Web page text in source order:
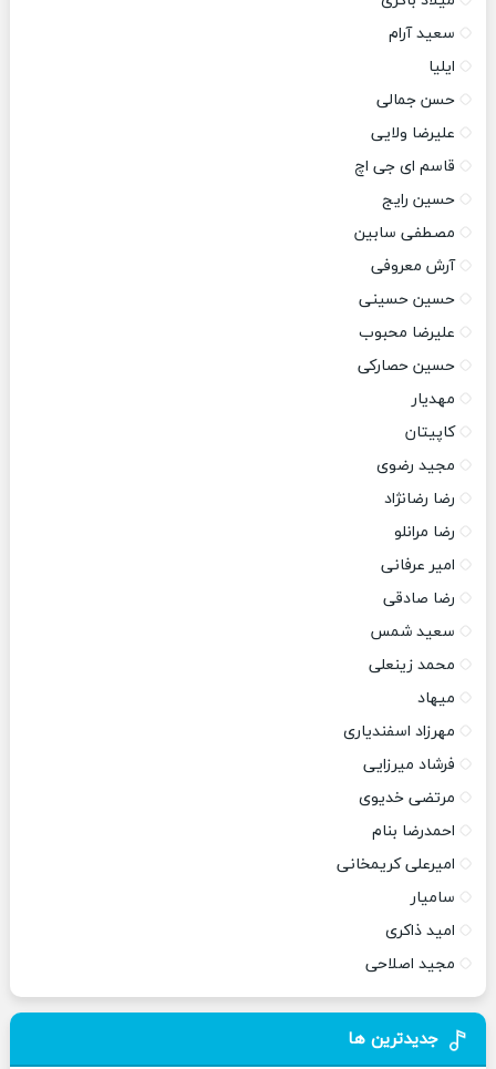
سعید آرام
ایلیا
حسن جمالی
علیرضا ولایی
قاسم ای جی اچ
حسین رایج
مصطفی سابین
آرش معروفی
حسین حسینی
علیرضا محبوب
حسین حصارکی
مهدیار
کاپیتان
مجید رضوی
رضا رضانژاد
رضا مرانلو
امیر عرفانی
رضا صادقی
سعید شمس
محمد زینعلی
میهاد
مهرزاد اسفندیاری
فرشاد میرزایی
مرتضی خدیوی
احمدرضا بنام
امیرعلی کریمخانی
سامیار
امید ذاکری
مجید اصلاحی
جدیدترین ها